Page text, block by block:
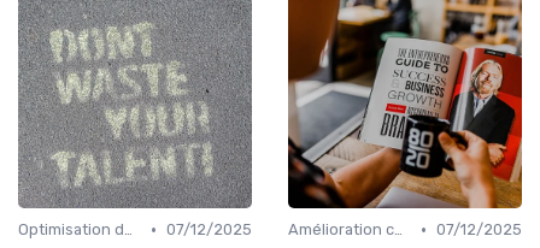
Optimisation des processus • 07/12/2025
Amélioration continue • 07/12/2025